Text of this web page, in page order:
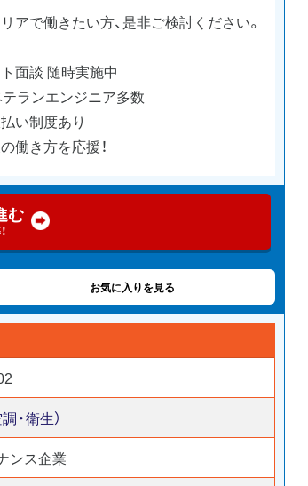
アで働きたい方、是非ご検討ください。
面談 随時実施中
テランエンジニア多数
い制度あり
働き方を応援！
む
お気に入りを見る
・衛生）
ンス企業